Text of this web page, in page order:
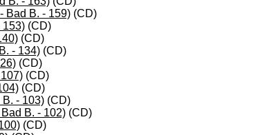
Bad B. - 159) (CD)
153) (CD)
(CD)
- 134) (CD)
(CD)
(CD)
(CD)
- 103) (CD)
B. - 102) (CD)
(CD)